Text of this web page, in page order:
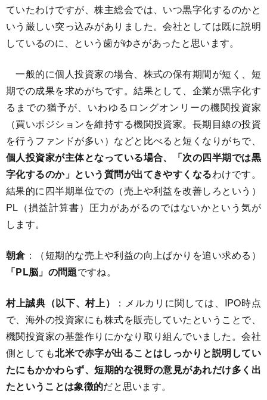
ていたわけですが、株主総会では、いつ黒字化するのかと
いう厳しい突っ込みがありました。会社としては既に説明
しているのに、という歯がゆさがあったと思います。
一般的に個人投資家の場合、株式の保有期間が短く、短
期での成果を求めがちです。結果として、企業が黒字化す
るまでの猶予が、いわゆるロングオンリーの機関投資家
（買いポジションを維持する機関投資家。長期目線の投資
を行うファンドが多い）などと比べると短くなりがちで、
個人投資家が主体となっている場合、「次の四半期では黒
字化するのか」という質問が出てきやすくなるわけです。
結果的に四半期単位での（売上や利益を改善しろという）
PL（損益計算書）圧力があがるのではないかという気が
します。
朝倉：（短期的な売上や利益の向上ばかりを追い求める）
「PL脳」の問題ですね。
村上誠典（以下、村上）
：メルカリに関しては、IPO時点
で、海外の投資家にも株式を販売していたということで、
機関投資家の基盤作りにかなり取り組んでいました。会社
側としても北米で赤字が出ることはしっかりと説明してい
たにもかかわらず、短期的な視野の意見があれだけ多く出
たということは象徴的だと思います。